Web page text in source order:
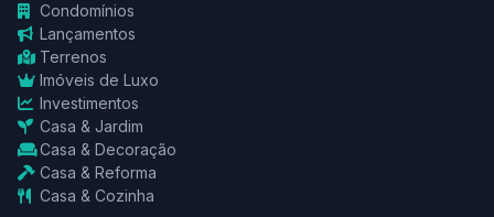
Condomínios
Lançamentos
Terrenos
Imóveis de Luxo
Investimentos
Casa & Jardim
Casa & Decoração
Casa & Reforma
Casa & Cozinha